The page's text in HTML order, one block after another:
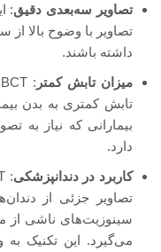
تصاویر سه‌بعدی دقیق:
تصاویر با وضوح بالا
داشته باشند.
میزان تابش کمتر
تابش کمتری به بدن
بیمارانی که نیاز به
دارد.
کاربرد در دندانپزشکی
تصاویر جزئی از
سینوزیت‌های ناشی از
می‌گیرد. این تکنیک